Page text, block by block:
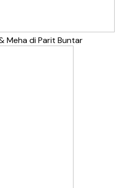
Meha di Parit Buntar